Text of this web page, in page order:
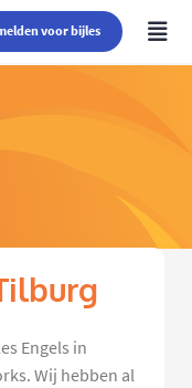
voor bijles
Engels in
Wij hebben al